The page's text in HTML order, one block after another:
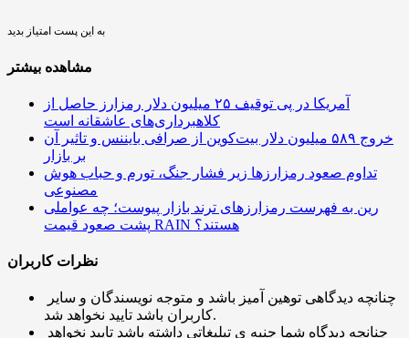
به این پست امتیاز بدید
مشاهده بیشتر
آمریکا در پی توقیف ۲۵ میلیون دلار رمزارز حاصل از
کلاهبرداری‌های عاشقانه است
خروج ۵۸۹ میلیون دلار بیت‌کوین از صرافی بایننس و تاثیر آن
بر بازار
تداوم صعود رمزارزها زیر فشار جنگ، تورم و حباب هوش
مصنوعی
رین به فهرست رمزارزهای ترند بازار پیوست؛ چه عواملی
پشت صعود قیمت RAIN هستند؟
نظرات کاربران
کاربران باشد تایید نخواهد شد.